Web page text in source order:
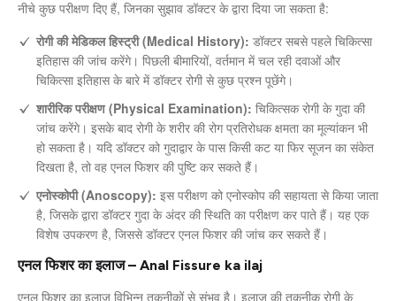
नीचे कुछ परीक्षण दिए हैं, जिनका सुझाव डॉक्टर के द्वारा दिया जा सकता है:
रोगी की मेडिकल हिस्ट्री (Medical History): डॉक्टर सबसे पहले चिकित्सा
इतिहास की जांच करेंगे। पिछली बीमारियों, वर्तमान में चल रही दवाओं और
चिकित्सा इतिहास के बारे में डॉक्टर रोगी से कुछ प्रश्न पूछेंगे।
शारीरिक परीक्षण (Physical Examination): चिकित्सक रोगी के गुदा की
जांच करेंगे। इसके बाद रोगी के शरीर की रोग प्रतिरोधक क्षमता का मूल्यांकन भी
हो सकता है। यदि डॉक्टर को गुदाद्वार के पास किसी कट या फिर सूजन का संकेत
दिखता है, तो वह एनल फिशर की पुष्टि कर सकते हैं।
एनोस्कोपी (Anoscopy): इस परीक्षण को एनोस्कोप की सहायता से किया जाता
है, जिसके द्वारा डॉक्टर गुदा के अंदर की स्थिति का परीक्षण कर पाते हैं। यह एक
विशेष उपकरण है, जिससे डॉक्टर एनल फिशर की जांच कर सकते हैं।
एनल फिशर का इलाज – Anal Fissure ka ilaj
एनल फिशर का इलाज विभिन्न तकनीकों से संभव है। इलाज की तकनीक रोगी के